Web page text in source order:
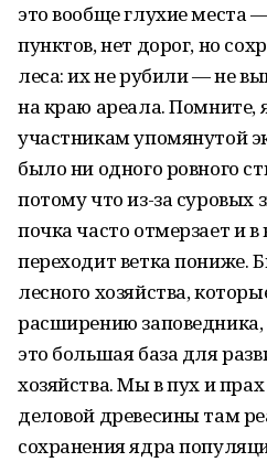
это вообще глухие места
пунктов, нет дорог, но
леса: их не рубили — не
на краю ареала. Помните,
участникам упомянутой
было ни одного ровного
потому что из-за суровых
почка часто отмерзает и
переходит ветка
лесного хозяйства,
расширению заповедника,
это большая база для
хозяйства. Мы в пух и
деловой древесины там
сохранения ядра